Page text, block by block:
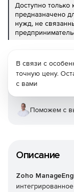
Доступно
предназначено
нужд, не
Описание
Zoho
В связи с
точную цену.
с вами
Поможем с